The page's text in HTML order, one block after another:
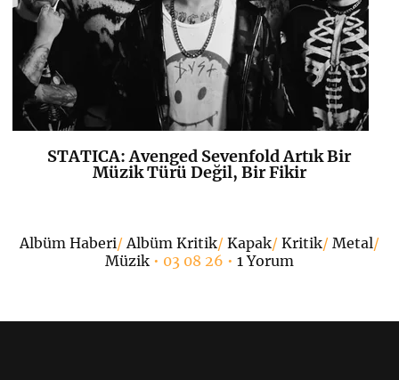
K+
STATICA: Avenged Sevenfold Artık Bir
Müzik Türü Değil, Bir Fikir
Albüm Haberi/Albüm Kritik/ Kapak/ Kritik/ Metal/
Müzik• 03 08 26 • 1 Yorum